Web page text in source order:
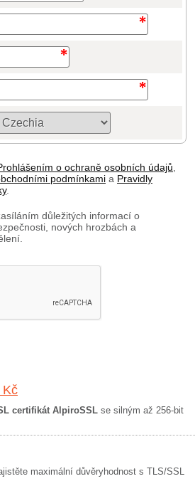
o ochraně osobních údajů
podmínkami a Pravidly
.
důležitých informací o
nových hrozbách a
Kč
certifikát AlpiroSSL se silným až 256-bit
maximální důvěryhodnost s TLS/SSL